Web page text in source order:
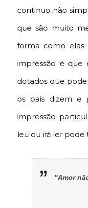
continuo não
que são muito
forma como elas
impressão é que
dotados que
os pais dizem e
impressão
leu ou irá ler pode
"Amor